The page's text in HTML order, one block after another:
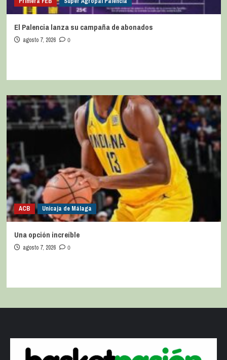
El Palencia lanza su campaña de abonados
agosto 7, 2026 0
ACB Unicaja de Málaga
Una opción increíble
agosto 7, 2026 0